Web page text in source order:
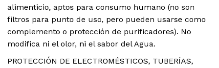
alimenticio, aptos para consumo humano (no son
filtros para punto de uso, pero pueden usarse como
complemento o protección de purificadores). No
modifica ni el olor, ni el sabor del Agua.
PROTECCIÓN DE ELECTROMÉSTICOS, TUBERÍAS,